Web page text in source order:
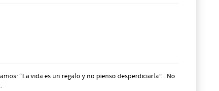
“La vida es un regalo y no pienso desperdiciarla”... No